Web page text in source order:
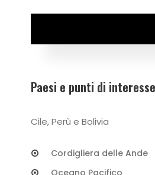
Paesi e punti di
Cile, Perù e Bolivia
Cordigliera delle Ande
Oceano Pacifico